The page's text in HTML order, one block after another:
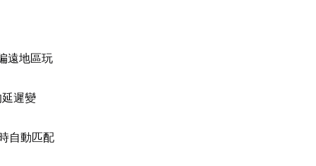
遠地區玩
遲變
自動匹配